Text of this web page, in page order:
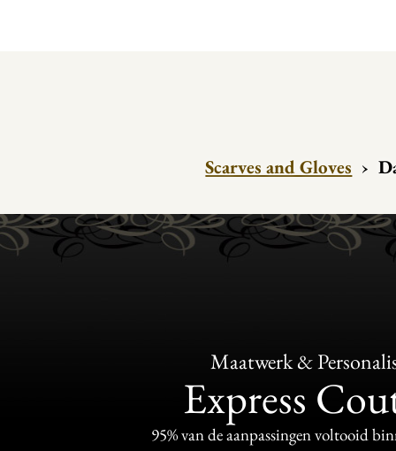
Scarves and Gloves ›
Maatwerk &
Express
95% van de aanpassingen voltooid